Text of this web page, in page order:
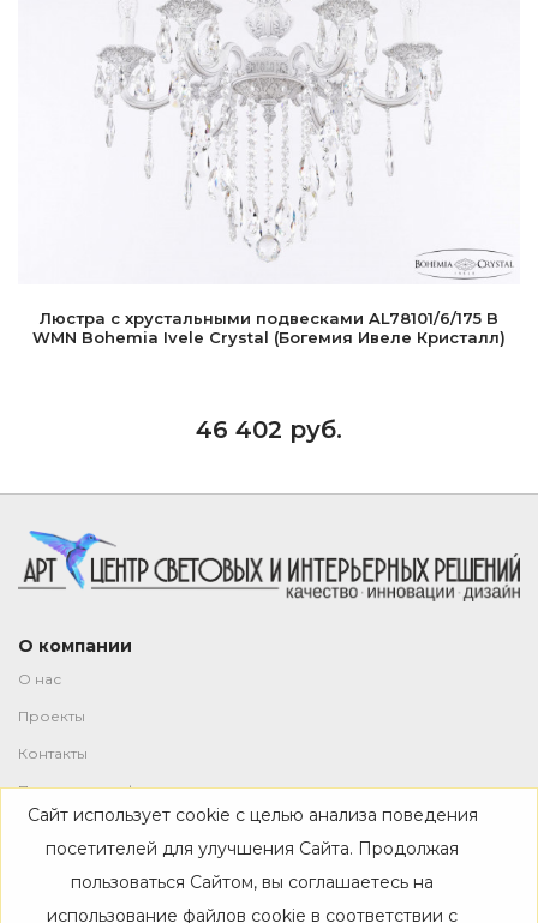
Люстра с хрустальными подвесками AL78101/6/175 B
WMN Bohemia Ivele Crystal (Богемия Ивеле Кристалл)
46 402 руб.
О компании
О нас
Проекты
Контакты
Политика конфиденциальности
Магазин
Каталог
Дизайнерам
Сайт использует cookie с целью анализа поведения
посетителей для улучшения Сайта. Продолжая
пользоваться Сайтом, вы соглашаетесь на
использование файлов cookie в соответствии с